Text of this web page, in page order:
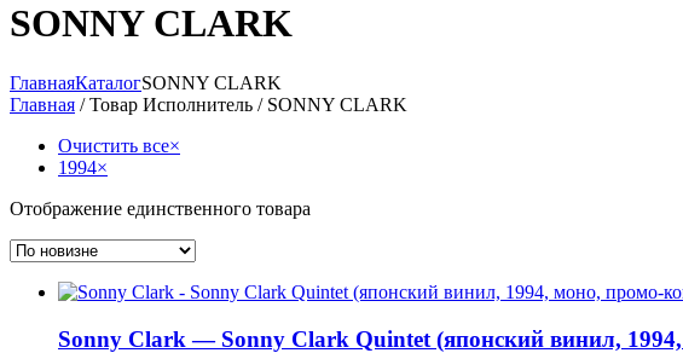
SONNY CLARK
ГлавнаяКаталогSONNY CLARK
Главная / Товар Исполнитель / SONNY CLARK
Очистить все×
1994×
Отображение единственного товара
Sonny Clark — Sonny Clark Quintet (японский винил,